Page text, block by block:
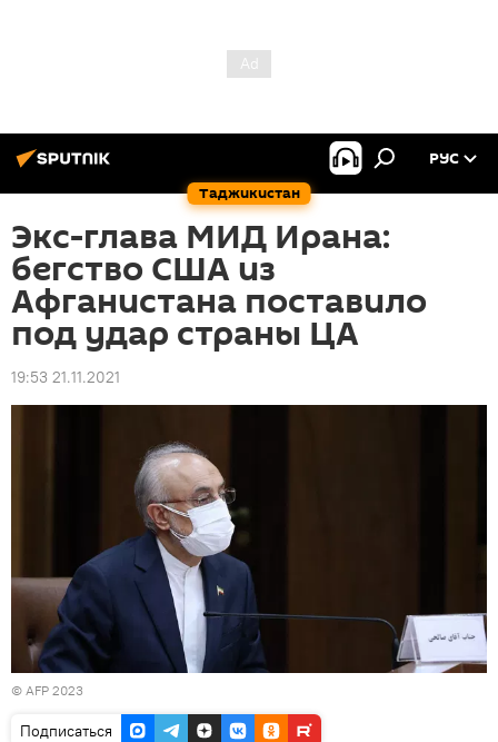
Таджикистан
РУС
Экс-глава МИД Ирана:
бегство США из
Афганистана поставило
под удар страны ЦА
19:53 21.11.2021
© AFP 2023
Подписаться